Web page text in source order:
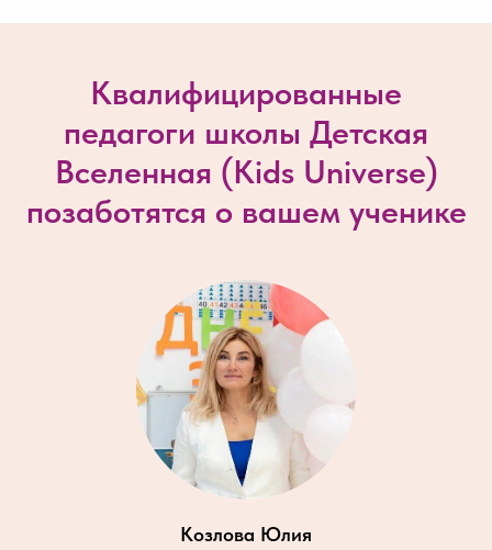
Квалифицированные
педагоги школы Детская
Вселенная (Kids Universe)
позаботятся о вашем ученике
Козлова Юлия